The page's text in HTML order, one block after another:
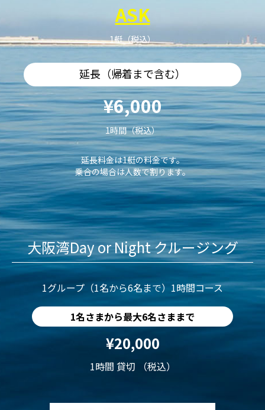
ASK
1艇（税込）
延長（帰着まで含む）
¥6,000
1時間（税込）
延長料金は1艇の料金です。
乗合の場合は人数で割ります。
大阪湾Day or Night クルージング
1グループ（1名から6名まで）1時間コース
1名さまから最大6名さままで
¥20,000
1時間 貸切 （税込）